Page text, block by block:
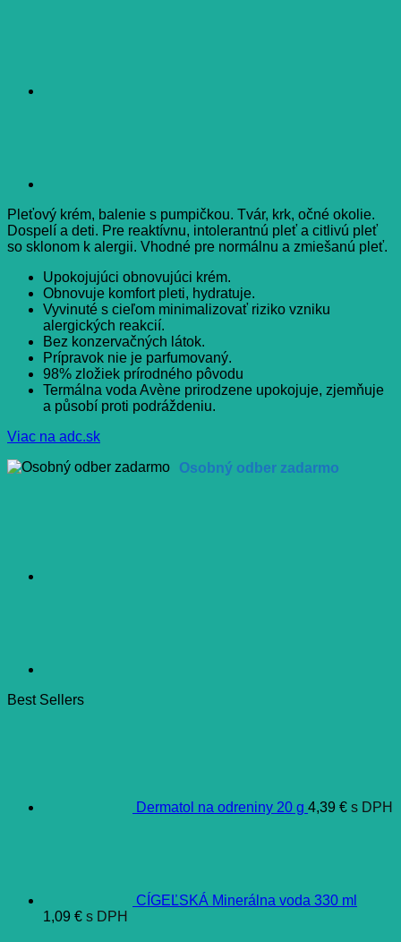
Pleťový krém, balenie s pumpičkou. Tvár, krk, očné okolie.
Dospelí a deti. Pre reaktívnu, intolerantnú pleť a citlivú pleť
so sklonom k alergii. Vhodné pre normálnu a zmiešanú pleť.
Upokojujúci obnovujúci krém.
Obnovuje komfort pleti, hydratuje.
Vyvinuté s cieľom minimalizovať riziko vzniku
alergických reakcií.
Bez konzervačných látok.
Prípravok nie je parfumovaný.
98% zložiek prírodného pôvodu
Termálna voda Avène prirodzene upokojuje, zjemňuje
a působí proti podráždeniu.
Viac na adc.sk
Osobný odber zadarmo
Best Sellers
Dermatol na odreniny 20 g 4,39 € s DPH
CÍGEĽSKÁ Minerálna voda 330 ml
1,09 € s DPH